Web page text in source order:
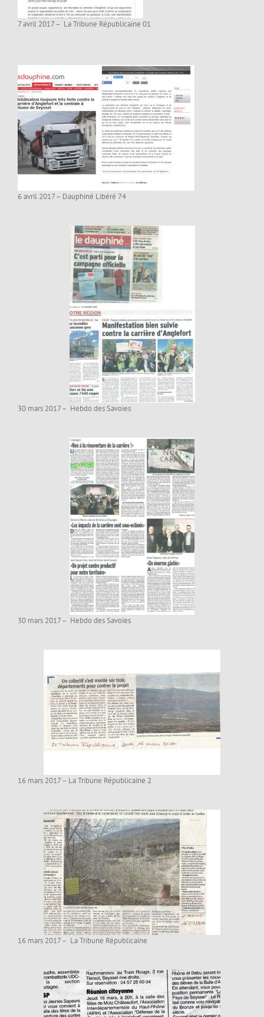
7 avril 2017 – La Tribune Républicaine 01
6 avril 2017 – Dauphiné Libéré 74
30 mars 2017 – Hebdo des Savoies
30 mars 2017 – Hebdo des Savoies
16 mars 2017 – La Tribune Républicaine 2
16 mars 2017 – La Tribune Républicaine